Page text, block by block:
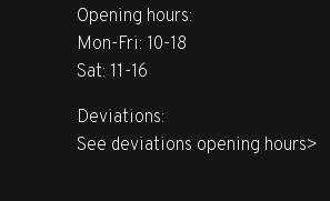
Opening hours:
Mon-Fri: 10-18
Sat: 11-16
Deviations:
See deviations opening hours>